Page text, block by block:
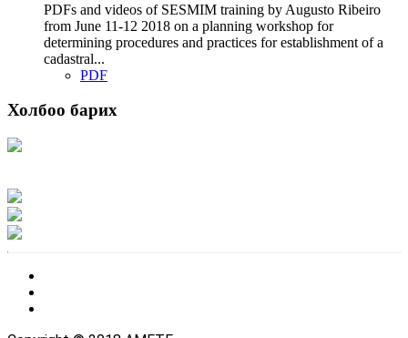
PDFs and videos of SESMIM training by Augusto Ribeiro
from June 11-12 2018 on a planning workshop for
determining procedures and practices for establishment of a
cadastral...
PDF
Холбоо барих